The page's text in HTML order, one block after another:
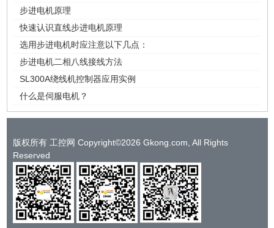
步进电机原理
快速认识直线步进电机原理
选用步进电机时应注意以下几点：
步进电机二相八线接线方法
SL300A绕线机控制器应用实例
什么是伺服电机？
版权所有 工控网 Copyright©2026 Gkong.com, All Rights
Reserved